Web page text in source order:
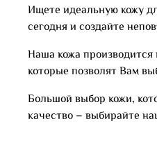
Ищете идеальную кожу
сегодня и создайте
Наша кожа производится
которые позволят Вам
Большой выбор кожи,
качество – выбирайте